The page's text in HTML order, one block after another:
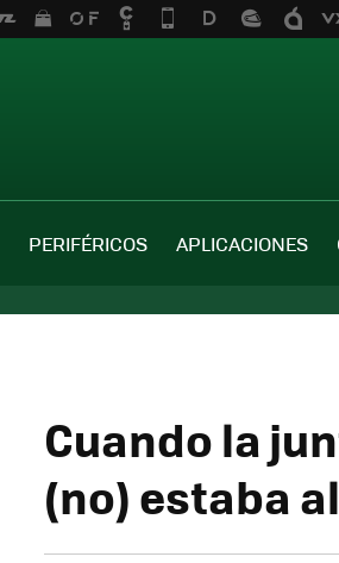
PERIFÉRICOS APLICACIONES
Cuando la
(no) estaba